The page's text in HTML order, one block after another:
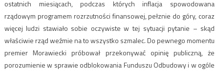
ostatnich miesiącach, podczas których inflacja spowodowana
rządowym programem rozrzutności finansowej, pełznie do góry, coraz
więcej ludzi stawiało sobie oczywiste w tej sytuacji pytanie – skąd
właściwie rząd weźmie na to wszystko szmalec. Do pewnego momentu
premier Morawiecki próbował przekonywać opinię publiczną, że
porozumienie w sprawie odblokowania Funduszu Odbudowy i w ogóle